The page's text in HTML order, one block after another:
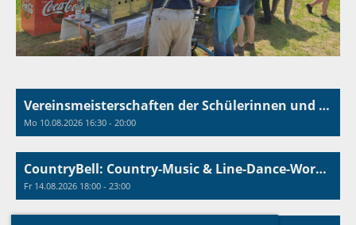
Vereinsmeisterschaften der Schülerinnen und Schüler
Mo 10.08.2026 16:30 - 20:00
CountryBell: Country-Music & Line-Dance-Workshop
Fr 14.08.2026 18:00 - 23:00